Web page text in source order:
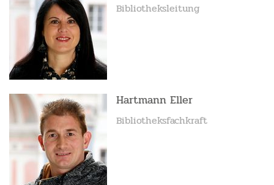
Bibliotheksleitung
Hartmann Eller
Bibliotheksfachkraft